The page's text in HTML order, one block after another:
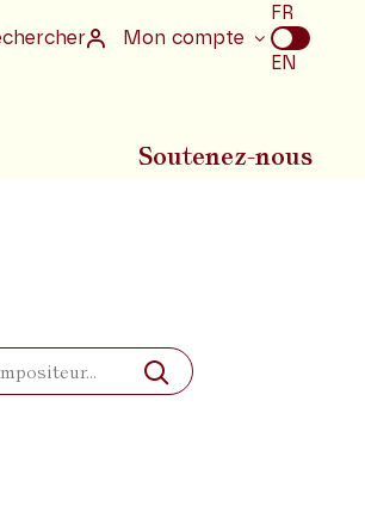
Mon compte
Choix
de
la
FR
EN
Soutenez-nous
Rechercher